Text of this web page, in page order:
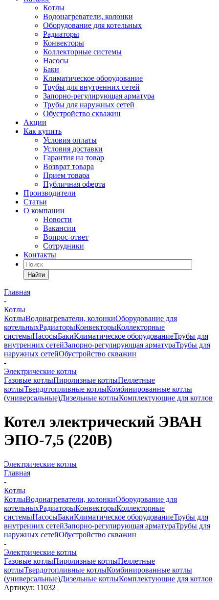
Котлы
Водонагреватели, колонки
Оборудование для котельных
Радиаторы
Конвекторы
Коллекторные системы
Насосы
Баки
Климатическое оборудование
Трубы для внутренних сетей
Запорно-регулирующая арматура
Трубы для наружных сетей
Обустройство скважин
Акции
Как купить
Условия оплаты
Условия доставки
Гарантия на товар
Возврат товара
Прием товара
Публичная оферта
Производители
Статьи
О компании
Новости
Вакансии
Вопрос-ответ
Сотрудники
Контакты
Найти
Главная
-
Котлы
КотлыВодонагреватели, колонкиОборудование для
котельныхРадиаторыКонвекторыКоллекторные
системыНасосыБакиКлиматическое оборудованиеТрубы для
внутренних сетейЗапорно-регулирующая арматураТрубы для
наружных сетейОбустройство скважин
-
Электрические котлы
Газовые котлыПиролизные котлыПеллетные
котлыТвердотопливные котлыКомбинированные котлы
(универсальные)Дизельные котлыКомплектующие для котлов
Котел электрический ЭВАН
ЭПО-7,5 (220B)
Электрические котлы
Главная
-
Котлы
КотлыВодонагреватели, колонкиОборудование для
котельныхРадиаторыКонвекторыКоллекторные
системыНасосыБакиКлиматическое оборудованиеТрубы для
внутренних сетейЗапорно-регулирующая арматураТрубы для
наружных сетейОбустройство скважин
-
Электрические котлы
Газовые котлыПиролизные котлыПеллетные
котлыТвердотопливные котлыКомбинированные котлы
(универсальные)Дизельные котлыКомплектующие для котлов
Артикул: 11032